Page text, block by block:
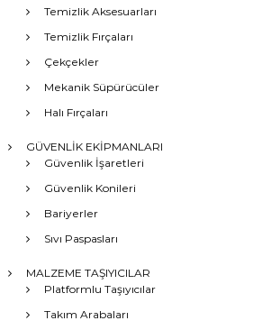
Temizlik Aksesuarları
Temizlik Fırçaları
Çekçekler
Mekanik Süpürücüler
Halı Fırçaları
GÜVENLİK EKİPMANLARI
Güvenlik İşaretleri
Güvenlik Konileri
Bariyerler
Sıvı Paspasları
MALZEME TAŞIYICILAR
Platformlu Taşıyıcılar
Takım Arabaları